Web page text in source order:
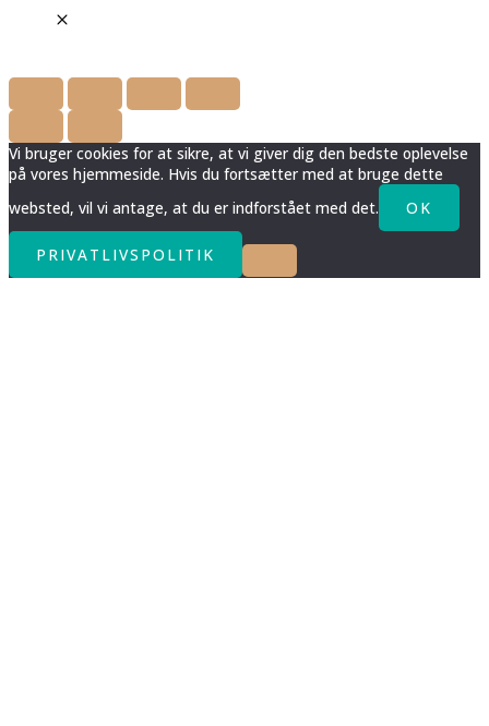
Vi bruger cookies for at sikre, at vi giver dig den bedste oplevelse
på vores hjemmeside. Hvis du fortsætter med at bruge dette
websted, vil vi antage, at du er indforstået med det.
OK
PRIVATLIVSPOLITIK